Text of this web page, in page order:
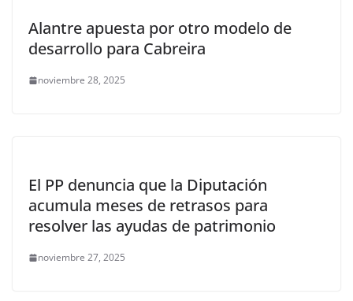
Alantre apuesta por otro modelo de
desarrollo para Cabreira
noviembre 28, 2025
El PP denuncia que la Diputación
acumula meses de retrasos para
resolver las ayudas de patrimonio
noviembre 27, 2025